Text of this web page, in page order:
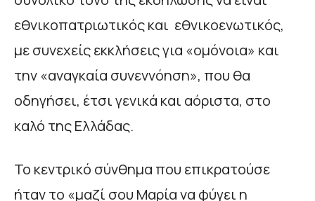
εθνικοπατριωτικός και εθνικοενωτικός,
με συνεχείς εκκλήσεις για «ομόνοια» και
την «αναγκαία συνεννόηση», που θα
οδηγήσει, έτσι γενικά και αόριστα, στο
καλό της Ελλάδας.
Το κεντρικό σύνθημα που επικρατούσε
ήταν το «μαζί σου Μαρία να φύγει η